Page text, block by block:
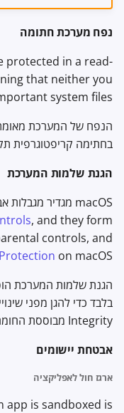
נפח מערכת חתומה
protected in a read-
that neither you
system files.
הנפח של המערכת
בחתימה קריפטוגרפית
הגנת שלמות המערכת
, and they form
controls, and
on macOS.
הגנת שלמות המערכת
Integrity מבוססת החומרה שמונעת מהליבה להשתנות בזיכרון.
אבטחת יישומים
ארגז חול לאפליקציה
app is sandboxed is